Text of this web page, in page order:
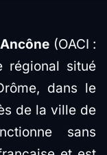
(OACI :
régional situé
dans le
de la ville de
sans